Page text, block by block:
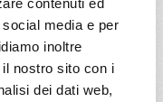
media e per
inoltre
nostro sito con i
dei dati web,